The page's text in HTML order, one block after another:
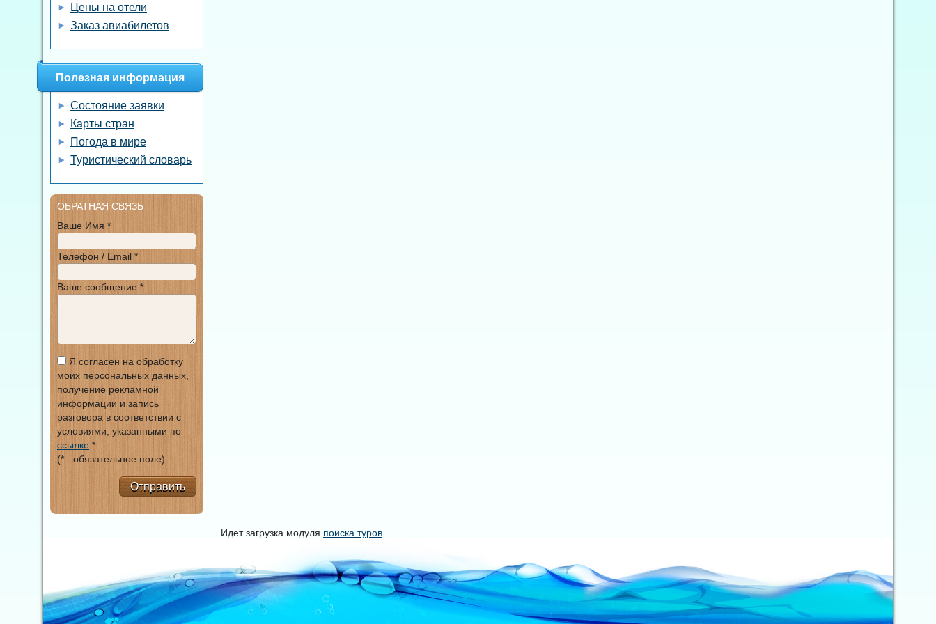
Цены на отели
Заказ авиабилетов
Полезная информация
Состояние заявки
Карты стран
Погода в мире
Туристический словарь
ОБРАТНАЯ СВЯЗЬ
Ваше Имя *
Телефон / Email *
Ваше сообщение *
Я согласен на обработку
моих персональных данных,
получение рекламной
информации и запись
разговора в соответствии с
условиями, указанными по
ссылке *
(* - обязательное поле)
Отправить
Идет загрузка модуля поиска туров